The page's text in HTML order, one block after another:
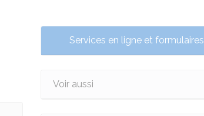
Services en ligne et formulaires
Voir aussi